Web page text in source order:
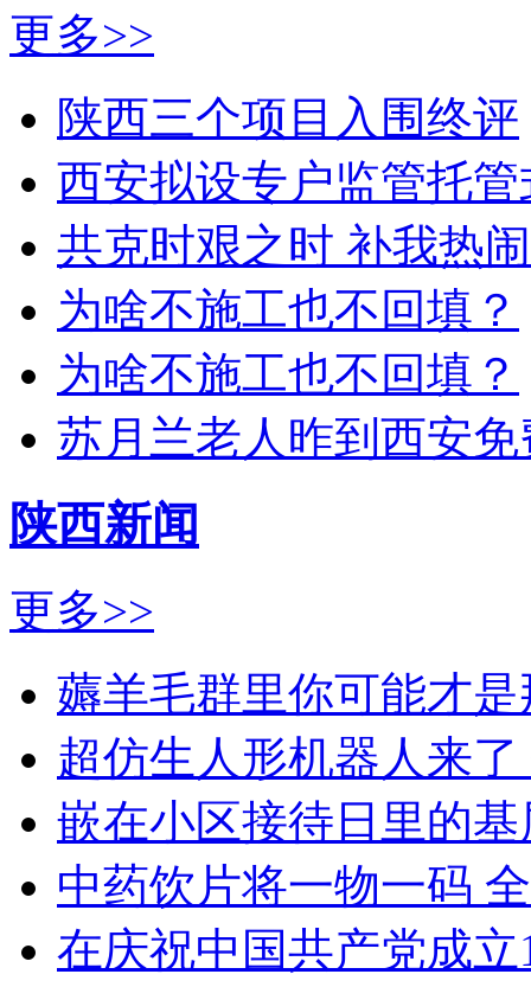
更多>>
陕西三个项目入围终评
西安拟设专户监管托
共克时艰之时 补我热
为啥不施工也不回填？
为啥不施工也不回填？
苏月兰老人昨到西安
陕西新闻
更多>>
薅羊毛群里你可能才
超仿生人形机器人来
嵌在小区接待日里的
中药饮片将一物一码
在庆祝中国共产党成